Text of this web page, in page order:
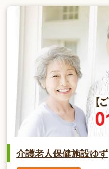
介護老人保健施設ゆず